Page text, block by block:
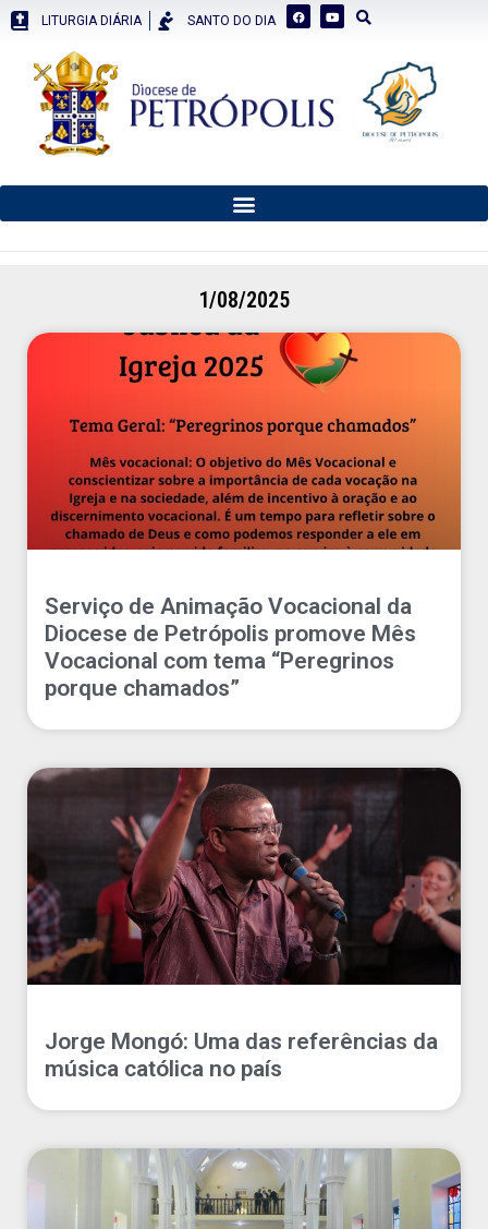
LITURGIA DIÁRIA SANTO DO DIA
1/08/2025
Serviço de Animação Vocacional da
Diocese de Petrópolis promove Mês
Vocacional com tema “Peregrinos
porque chamados”
Jorge Mongó: Uma das referências da
música católica no país